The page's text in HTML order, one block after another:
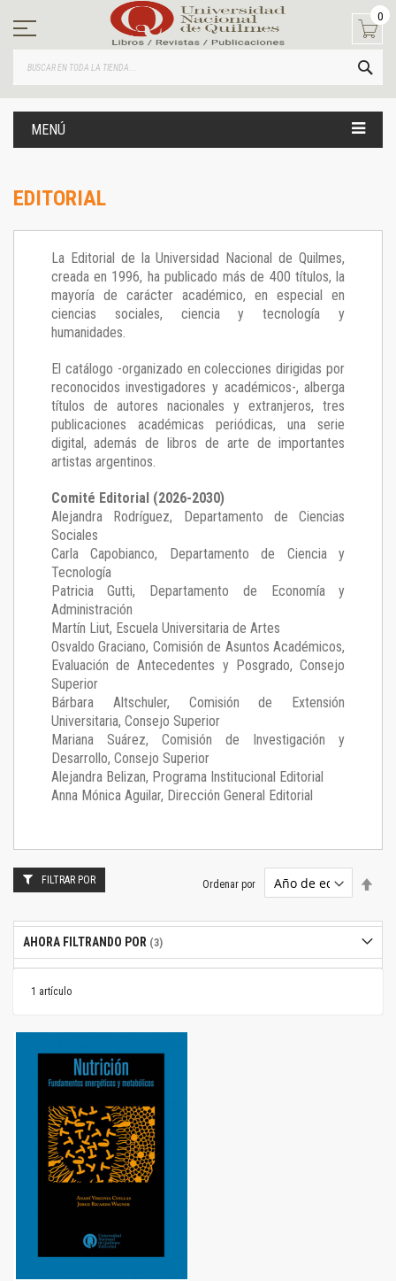
contenido
0
MENÚ
EDITORIAL
La Editorial de la Universidad Nacional de Quilmes,
creada en 1996, ha publicado más de 400 títulos, la
mayoría de carácter académico, en especial en
ciencias sociales, ciencia y tecnología y
humanidades.
El catálogo -organizado en colecciones dirigidas por
reconocidos investigadores y académicos-, alberga
títulos de autores nacionales y extranjeros, tres
publicaciones académicas periódicas, una serie
digital, además de libros de arte de importantes
artistas argentinos.
Comité Editorial (2026-2030)
Alejandra Rodríguez, Departamento de Ciencias
Sociales
Carla Capobianco, Departamento de Ciencia y
Tecnología
Patricia Gutti, Departamento de Economía y
Administración
Martín Liut, Escuela Universitaria de Artes
Osvaldo Graciano, Comisión de Asuntos Académicos,
Evaluación de Antecedentes y Posgrado, Consejo
Superior
Bárbara Altschuler, Comisión de Extensión
Universitaria, Consejo Superior
Mariana Suárez, Comisión de Investigación y
Desarrollo, Consejo Superior
Alejandra Belizan, Programa Institucional Editorial
Anna Mónica Aguilar, Dirección General Editorial
1 artículo
Ordenar por
FILTRAR POR
AHORA FILTRANDO POR